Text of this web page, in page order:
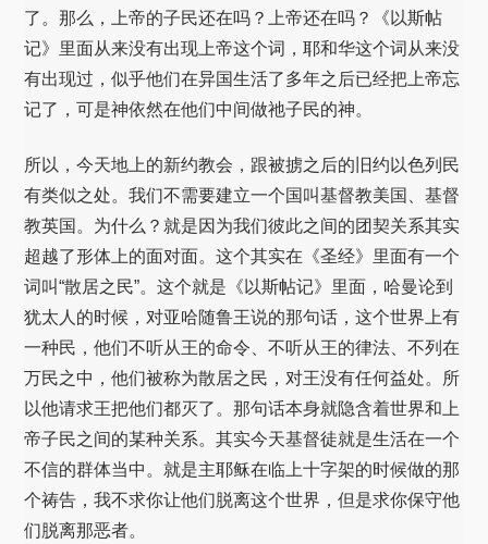
了。那么，上帝的子民还在吗？上帝还在吗？《以斯帖
记》里面从来没有出现上帝这个词，耶和华这个词从来没
有出现过，似乎他们在异国生活了多年之后已经把上帝忘
记了，可是神依然在他们中间做祂子民的神。
所以，今天地上的新约教会，跟被掳之后的旧约以色列民
有类似之处。我们不需要建立一个国叫基督教美国、基督
教英国。为什么？就是因为我们彼此之间的团契关系其实
超越了形体上的面对面。这个其实在《圣经》里面有一个
词叫“散居之民”。这个就是《以斯帖记》里面，哈曼论到
犹太人的时候，对亚哈随鲁王说的那句话，这个世界上有
一种民，他们不听从王的命令、不听从王的律法、不列在
万民之中，他们被称为散居之民，对王没有任何益处。所
以他请求王把他们都灭了。那句话本身就隐含着世界和上
帝子民之间的某种关系。其实今天基督徒就是生活在一个
不信的群体当中。就是主耶稣在临上十字架的时候做的那
个祷告，我不求你让他们脱离这个世界，但是求你保守他
们脱离那恶者。